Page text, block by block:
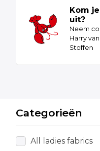
Kom
uit?
Neem
Harry
Stoffen
Categorieën
All ladies fabrics